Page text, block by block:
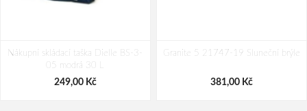
Nákupní skládací taška Dielle BS-3-
05 modrá 30 L
249,00 Kč
Granite 5 21747-19 Sluneční brýle
381,00 Kč